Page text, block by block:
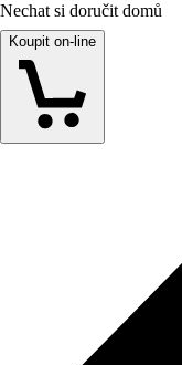
Nechat si doručit domů
Koupit on-line